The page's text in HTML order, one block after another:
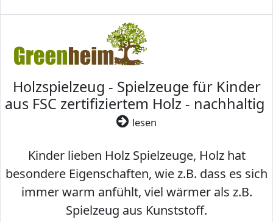
Holzspielzeug - Spielzeuge für Kinder
aus FSC zertifiziertem Holz - nachhaltig
lesen
Kinder lieben Holz Spielzeuge, Holz hat
besondere Eigenschaften, wie z.B. dass es sich
immer warm anfühlt, viel wärmer als z.B.
Spielzeug aus Kunststoff.